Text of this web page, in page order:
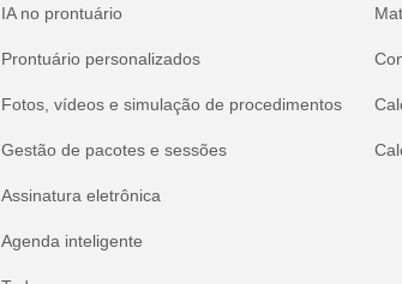
IA no prontuário
Prontuário personalizados
Fotos, vídeos e simulação de procedimentos
Gestão de pacotes e sessões
Assinatura eletrônica
Agenda inteligente